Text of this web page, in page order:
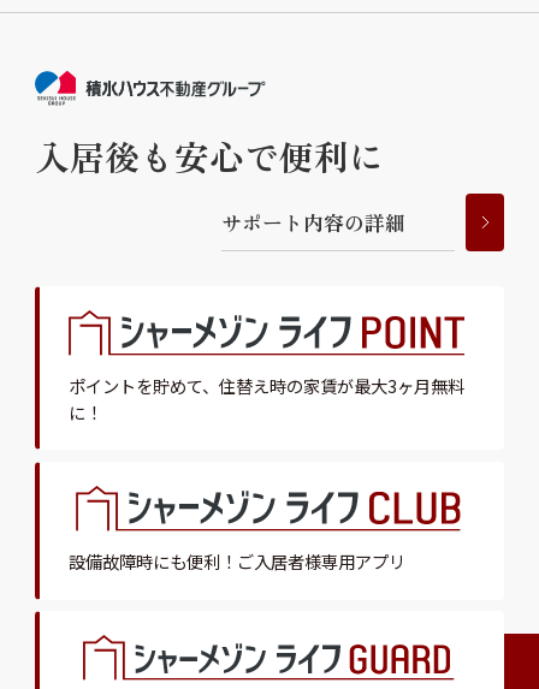
入居後も安心で便利に
サポー ト 内容の詳細
ポイントを貯めて、 住替え時の家賃が最大3ヶ月無料
に！
設備故障時にも便利！ ご入居者様専用アプリ